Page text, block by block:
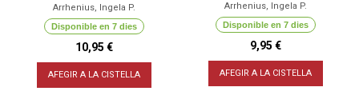
Arrhenius, Ingela P.
Disponible en 7 dies
10,95 €
AFEGIR A LA CISTELLA
Arrhenius, Ingela P.
Disponible en 7 dies
9,95 €
AFEGIR A LA CISTELLA